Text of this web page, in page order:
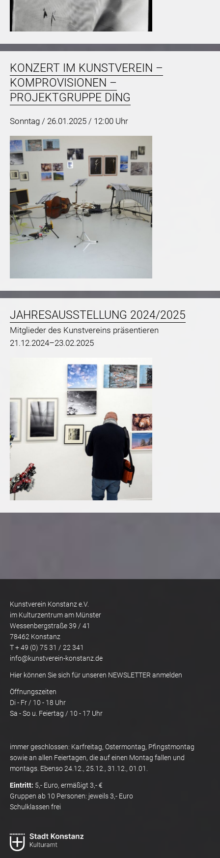
KONZERT IM KUNSTVEREIN –
KOMPROVISIONEN –
PROJEKTGRUPPE DING
Sonntag / 26.01.2025 / 12:00 Uhr
JAHRESAUSSTELLUNG 2024/2025
Mitglieder des Kunstvereins präsentieren
21.12.2024–23.02.2025
Kunstverein Konstanz e.V.
im Kulturzentrum am Münster
Wessenbergstraße 39 / 41
78462 Konstanz
T + 49 (0) 75 31 / 22 341
info@kunstverein-konstanz.de
Hier können Sie sich für unseren NEWSLETTER anmelden
Öffnungszeiten
Di - Fr / 10 - 18 Uhr
Sa - So u. Feiertag / 10 - 17 Uhr
immer geschlossen: Karfreitag, Ostermontag, Pfingstmontag
sowie an allen Feiertagen, die auf einen Montag fallen und
montags. Ebenso 24.12., 25.12., 31.12., 01.01.
Eintritt: 5,- Euro, ermäßigt 3,- €
Gruppen ab 10 Personen: jeweils 3,- Euro
Schulklassen frei